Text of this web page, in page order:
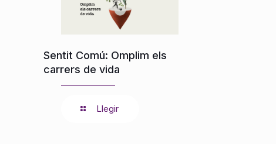
Sentit Comú: Omplim els
carrers de vida
Llegir